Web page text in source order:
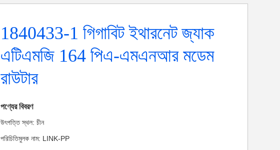
1840433-1 গিগাবিট ইথারনেট জ্যাক
এটিএমজি 164 পিএ-এমএনআর মডেম
রাউটার
পণ্যের বিবরণ
উৎপত্তি স্থল: চীন
পরিচিতিমুলক নাম: LINK-PP